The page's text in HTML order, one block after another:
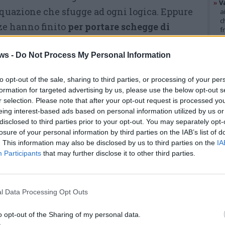
- Do Not Process My Personal Information
opt-out of the sale, sharing to third parties, or processing of your
for targeted advertising by us, please use the below opt-out
selection. Please note that after your opt-out request is processed
interest-based ads based on personal information utilized by us
to third parties prior to your opt-out. You may separately
of your personal information by third parties on the IAB’s list of
This information may also be disclosed by us to third parties on the
Participants that may further disclose it to other third parties.
Data Processing Opt Outs
opt-out of the Sharing of my personal data.
che sfugge ad ogni logica. Eppure
hanno finito per portare schegge di
Varese
a Frascaro di Norcia.
riassumerla così:tre mesi fa
Frame Project Onlusha lanciato,
, una campagna di raccolta fondi per
Good Samaritan Missionche ha sede
fondata nel 1994 dall’indiano Peter
e adolescenti, divisi in quattro case
che ospita le bambine, aveva seri
soprattutto in previsione delle
Costo dei lavori di abbattimento e
intorno ai 13/14.000 euro.
»